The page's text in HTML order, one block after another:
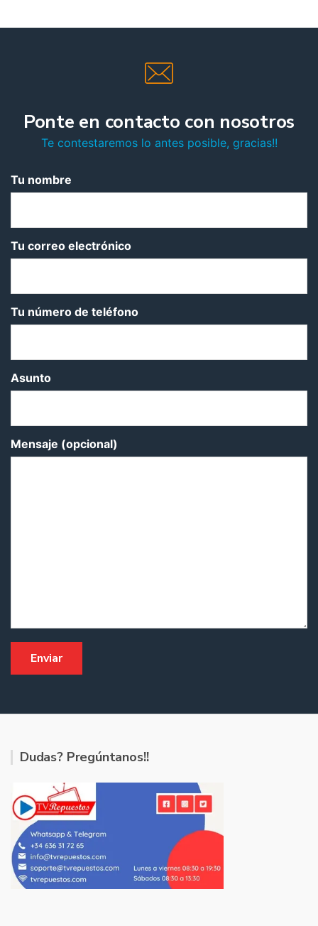
Ponte en contacto con nosotros
Te contestaremos lo antes posible, gracias!!
Tu nombre
Tu correo electrónico
Tu número de teléfono
Asunto
Mensaje (opcional)
Dudas? Pregúntanos!!